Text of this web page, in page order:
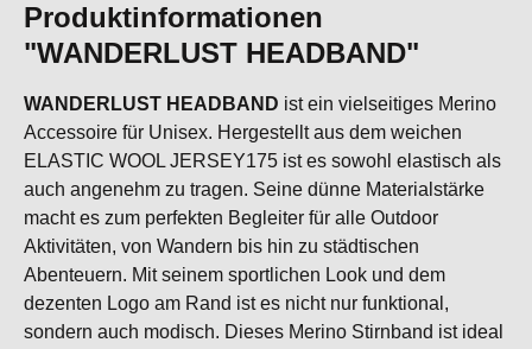
Produktinformationen
"WANDERLUST HEADBAND"
WANDERLUST HEADBAND ist ein vielseitiges Merino
Accessoire für Unisex. Hergestellt aus dem weichen
ELASTIC WOOL JERSEY175 ist es sowohl elastisch als
auch angenehm zu tragen. Seine dünne Materialstärke
macht es zum perfekten Begleiter für alle Outdoor
Aktivitäten, von Wandern bis hin zu städtischen
Abenteuern. Mit seinem sportlichen Look und dem
dezenten Logo am Rand ist es nicht nur funktional,
sondern auch modisch. Dieses Merino Stirnband ist ideal